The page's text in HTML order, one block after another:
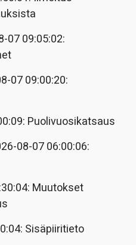
07 09:05:02:
07 09:00:20:
Puolivuosikatsaus
08-07 06:00:06:
Muutokset
Sisäpiiritieto